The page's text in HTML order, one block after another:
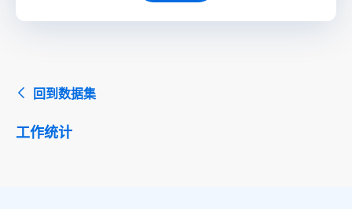
回到数据集
工作统计